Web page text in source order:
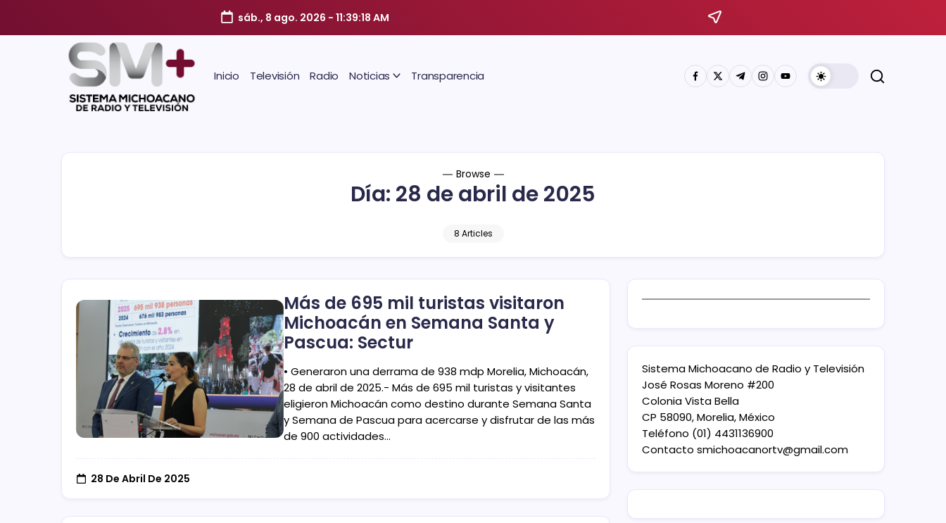
sáb., 8 ago. 2026 - 11:39:19 AM
Inicio Televisión Radio Noticias Transparencia
Browse
Día: 28 de abril de 2025
8 Articles
Más de 695 mil turistas visitaron
Michoacán en Semana Santa y
Pascua: Sectur
• Generaron una derrama de 938 mdp Morelia, Michoacán,
28 de abril de 2025.- Más de 695 mil turistas y visitantes
eligieron Michoacán como destino durante Semana Santa
y Semana de Pascua para acercarse y disfrutar de las más
de 900 actividades…
28 De Abril De 2025
Sistema Michoacano de Radio y Televisión
José Rosas Moreno #200
Colonia Vista Bella
CP 58090, Morelia, México
Teléfono (01) 4431136900
Contacto smichoacanortv@gmail.com